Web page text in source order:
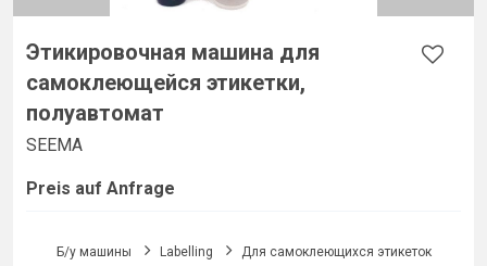
Этикировочная машина для
самоклеющейся этикетки,
полуавтомат
SEEMA
Preis auf Anfrage
Б/у машины Labelling Для самоклеющихся этикеток